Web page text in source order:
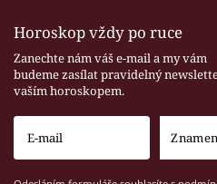
Horoskop vždy po ruce
Zanechte nám váš e-mail a my vám
budeme zasílat pravidelný
vaším horoskopem.